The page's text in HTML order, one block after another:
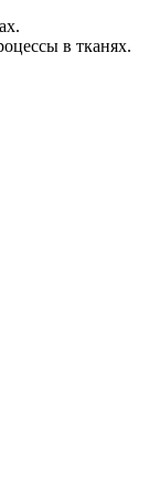
в тканях.